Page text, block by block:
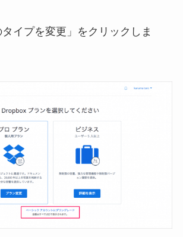
タイプを変更」をクリックしま